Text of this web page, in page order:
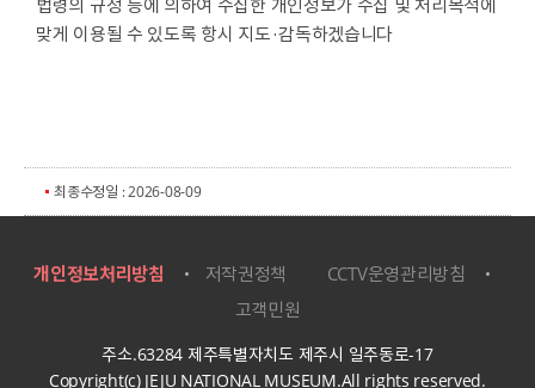
맞게 이용될 수 있도록 항시 지도·감독하겠습니다
최종수정일 : 2026-08-09
개인정보처리방침 저작권정책
CCTV운영관리방침
고객민원
주소.63284 제주특별자치도 제주시 일주동로-17
Copyright(c) JEJU NATIONAL MUSEUM.All rights reserved.